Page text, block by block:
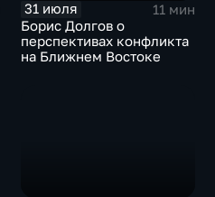
31 июля
11 мин
Борис Долгов о
перспективах конфликта
на Ближнем Востоке